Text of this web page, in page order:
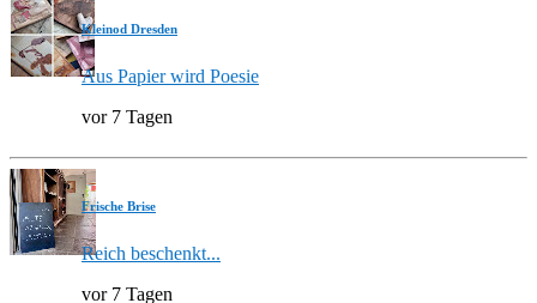
Kleinod Dresden
Aus Papier wird Poesie
vor 7 Tagen
Frische Brise
Reich beschenkt...
vor 7 Tagen